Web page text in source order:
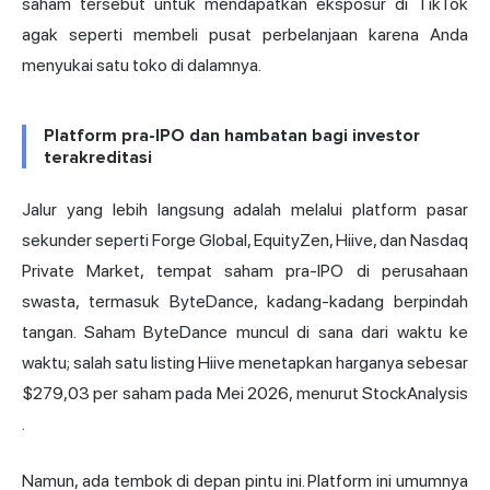
agak seperti membeli pusat perbelanjaan karena Anda
menyukai satu toko di dalamnya.
Platform pra-IPO dan hambatan bagi investor
terakreditasi
Jalur yang lebih langsung adalah melalui platform pasar
sekunder seperti Forge Global, EquityZen, Hiive, dan Nasdaq
Private Market, tempat saham pra-IPO di perusahaan
swasta, termasuk ByteDance, kadang-kadang berpindah
tangan. Saham ByteDance muncul di sana dari waktu ke
waktu; salah satu listing Hiive menetapkan harganya sebesar
$279,03 per saham pada Mei 2026, menurut StockAnalysis
.
Namun, ada tembok di depan pintu ini. Platform ini umumnya